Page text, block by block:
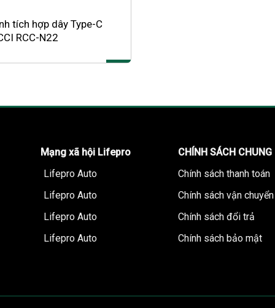
tích hợp dây Type-C
RCC-N22
Mạng xã hội Lifepro
Lifepro Auto
Lifepro Auto
Lifepro Auto
Lifepro Auto
CHÍNH SÁCH CHUNG
Chính sách thanh toán
Chính sách vận chuyển
Chính sách đổi trả
Chính sách bảo mật